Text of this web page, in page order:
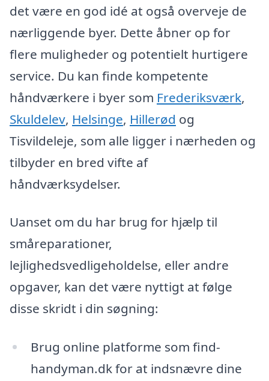
det være en god idé at også overveje de
nærliggende byer. Dette åbner op for
flere muligheder og potentielt hurtigere
service. Du kan finde kompetente
håndværkere i byer som Frederiksværk,
Skuldelev, Helsinge, Hillerød og
Tisvildeleje, som alle ligger i nærheden og
tilbyder en bred vifte af
håndværksydelser.
Uanset om du har brug for hjælp til
småreparationer,
lejlighedsvedligeholdelse, eller andre
opgaver, kan det være nyttigt at følge
disse skridt i din søgning:
Brug online platforme som find-
handyman.dk for at indsnævre dine